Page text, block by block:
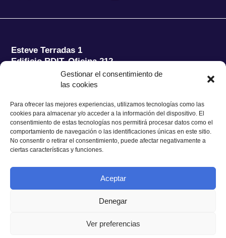
Gestionar el consentimiento de
las cookies
Para ofrecer las mejores experiencias, utilizamos tecnologías como las
cookies para almacenar y/o acceder a la información del dispositivo. El
consentimiento de estas tecnologías nos permitirá procesar datos como el
comportamiento de navegación o las identificaciones únicas en este sitio.
No consentir o retirar el consentimiento, puede afectar negativamente a
ciertas características y funciones.
Aceptar
Denegar
Ver preferencias
Esteve Terradas 1
Edificio RDIT, Oficina 212
Parc Mediterrani de la Tecnologia (PMT) Campus
08860 Castelldefels (Barcelona)
Tel.:+34 93 280 2088
Fax:+34 93 280 6395
E-mail:ieec@ieec.cat
Aviso legal